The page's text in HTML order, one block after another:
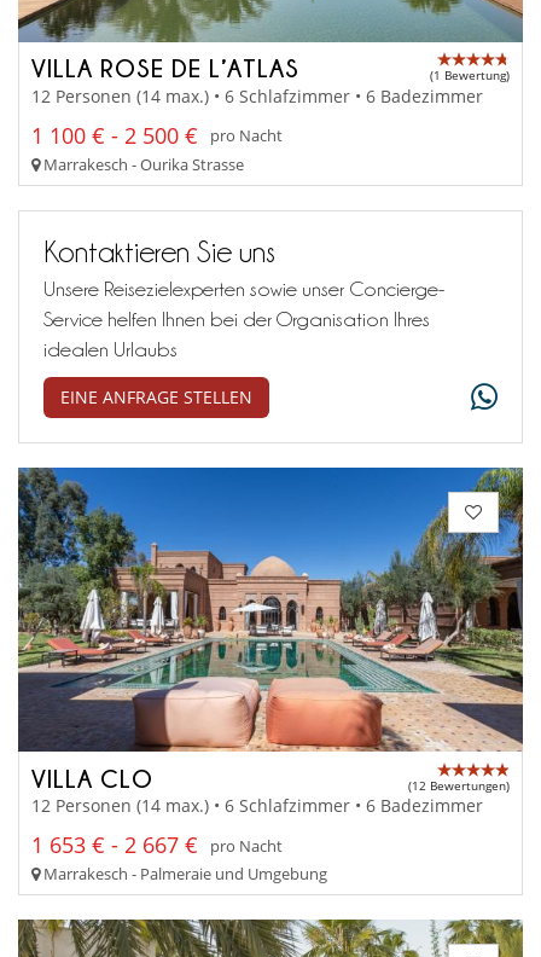
VILLA ROSE DE L’ATLAS (1 Bewertung)
12 Personen (14 max.) • 6 Schlafzimmer • 6 Badezimmer
1 100 € - 2 500 €
pro Nacht
Marrakesch - Ourika Strasse
Kontaktieren Sie uns
Unsere Reisezielexperten sowie unser Concierge-
Service helfen Ihnen bei der Organisation Ihres
idealen Urlaubs
EINE ANFRAGE STELLEN
VILLA CLO (12 Bewertungen)
12 Personen (14 max.) • 6 Schlafzimmer • 6 Badezimmer
1 653 € - 2 667 €
pro Nacht
Marrakesch - Palmeraie und Umgebung